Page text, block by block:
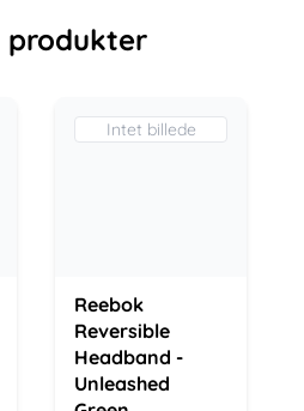
produkter
Intet billede
Reebok
Reversible
Headband -
Unleashed